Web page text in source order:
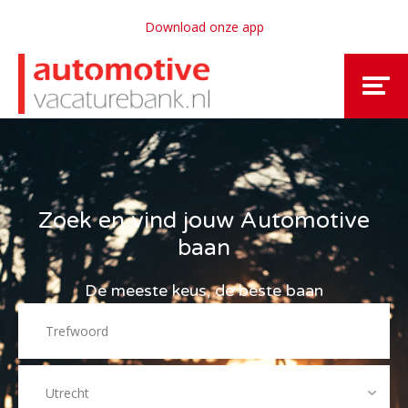
Download onze app
Zoek en vind jouw Automotive
baan
De meeste keus, de beste baan